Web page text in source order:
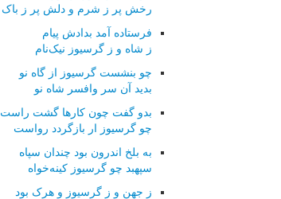
رخش پر ز شرم و دلش پر ز باک
فرستاده آمد بدادش پیام
ز شاه و ز گرسیوز نیک‌نام
چو بنشست گرسیوز از گاه نو
بدید آن سر وافسر شاه نو
بدو گفت چون کارها گشت راست
چو گرسیوز ار بازگردد رواست
به بلخ اندرون بود چندان سپاه
سپهبد چو گرسیوز کینه‌خواه
ز جهن و ز گرسیوز و هرک بود